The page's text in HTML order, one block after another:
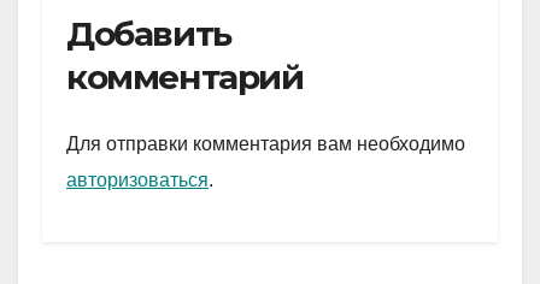
e
gr
a
m
er
s
A
p
и
Добавить
комментарий
Для отправки комментария вам необходимо
авторизоваться.